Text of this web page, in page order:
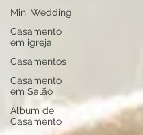
Mini Wedding
Casamento
em igreja
Casamentos
Casamento
em Salão
Álbum de
Casamento